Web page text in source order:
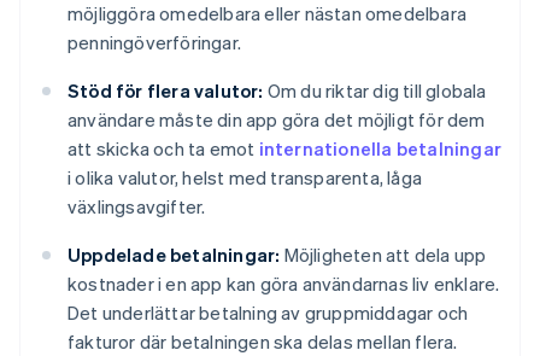
möjliggöra omedelbara eller nästan omedelbara
penningöverföringar.
Stöd för flera valutor: Om du riktar dig till globala
användare måste din app göra det möjligt för dem
att skicka och ta emot internationella betalningar
i olika valutor, helst med transparenta, låga
växlingsavgifter.
Uppdelade betalningar: Möjligheten att dela upp
kostnader i en app kan göra användarnas liv enklare.
Det underlättar betalning av gruppmiddagar och
fakturor där betalningen ska delas mellan flera.